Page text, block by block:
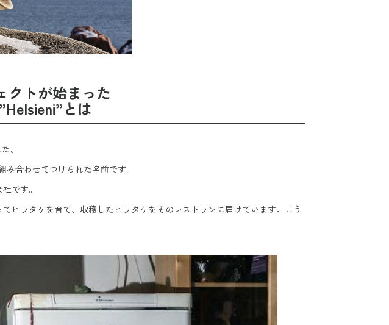
クトが始まった
”Helsieni”とは
。
合わせてつけられた名前です。
です。
ヒラタケを育て、収穫したヒラタケをそのレストランに届けています。こう